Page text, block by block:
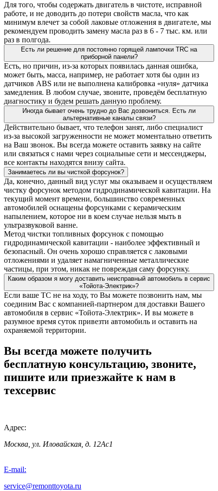
Для того, чтобы содержать двигатель в чистоте, исправной
работе, и не доводить до потери свойств масла, что как
минимум влечет за собой лаковые отложения в двигателе, мы
рекомендуем проводить замену масла раз в 6 - 7 тыс. км. или
раз в полгода.
Есть ли решение для постоянно горящей лампочки TRC на
приборной панели?
Есть, но причин, из-за которых появилась данная ошибка,
может быть, масса, например, не работает хотя бы один из
датчиков ABS или не выполнена калибровка «нуля» датчика
замедления. В любом случае, звоните, проведём бесплатную
диагностику и будем решать данную проблему.
Иногда бывает очень трудно до Вас дозвониться. Есть ли
альтернативные каналы связи?
Действительно бывает, что телефон занят, либо специалист
из-за высокой загруженности не может моментально ответить
на Ваш звонок. Вы всегда можете оставить заявку на сайте
или связаться с нами через социальные сети и мессенджеры,
все контакты находятся внизу сайта.
Занимаетесь ли вы чисткой форсунок?
Да, конечно, данный вид услуг мы оказываем и осуществляем
чистку форсунок методом гидродинамической кавитации. На
текущий момент времени, большинство современных
автомобилей оснащены форсунками с керамическим
напылением, которое ни в коем случае нельзя мыть в
ультразвуковой ванне.
Метод чистки топливных форсунок с помощью
гидродинамической кавитации - наиболее эффективный и
безопасный. Он очень хорошо справляется с лаковыми
отложениями и удаляет намагниченные металлические
частицы, при этом, никак не повреждая саму форсунку.
Каким образом я могу доставить неисправный автомобиль в сервис
«Тойота-Электрик»?
Если ваше ТС не на ходу, то Вы можете позвонить нам, мы
соединим Вас с компанией-партнером для доставки Вашего
автомобиля в сервис «Тойота-Электрик». И вы можете в
разумное время суток привезти автомобиль и оставить на
охраняемой территории.
Вы всегда можете получить
бесплатную консультацию, звоните,
пишите или приезжайте к нам в
техсервис
Адрес:
Москва, ул. Иловайская, д. 12Ас1
E-mail:
service@remonttoyota.ru